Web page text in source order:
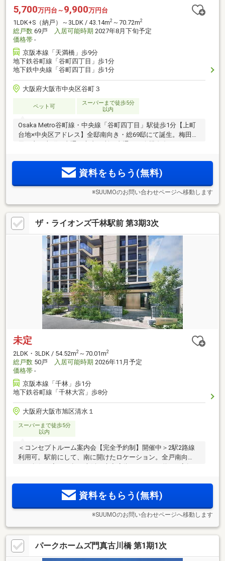
5,700万円台～ 9,900万円台
1LDK+S（納戸）～3LDK / 43.14m2 ～70.72m2
総戸数 69戸 入居可能時期 2027年8月下旬予定
価格帯 -
京阪本線「天満橋」歩9分
地下鉄谷町線「谷町四丁目」歩1分
地下鉄中央線「谷町四丁目」歩1分
大阪府大阪市中央区谷町３
ペット可
スーパーまで徒歩5分
以内
Osaka Metro谷町線・中央線「谷町四丁目」駅徒歩1分【上町
台地×中央区アドレス】全邸南向き・総69邸にて誕生。梅田・
ーション＜モデルルームOPEN＞エントリー受付中
資料をもらう(無料)
※SUUMOのお問い合わせページへ移動します
ザ・ライオンズ千林駅前 第3期3次
未定
2LDK・3LDK / 54.52m2 ～70.01m2
総戸数 50戸 入居可能時期 2026年11月予定
価格帯 -
京阪本線「千林」歩1分
地下鉄谷町線「千林大宮」歩8分
大阪府大阪市旭区清水１
スーパーまで徒歩5分
以内
＜コンセプトルーム案内会【完全予約制】開催中＞2駅2路線
利用可。駅前にして、南に開けたロケーション。全戸南向
定低炭素住宅
資料をもらう(無料)
※SUUMOのお問い合わせページへ移動します
パークホームズ門真古川橋 第1期1次